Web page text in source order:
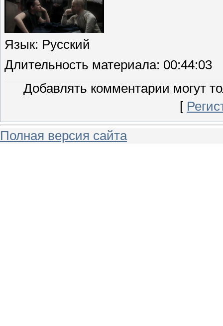
Язык: Русский
Длительность материала: 00:44:03
Добавлять комментарии могут
[
Полная версия сайта